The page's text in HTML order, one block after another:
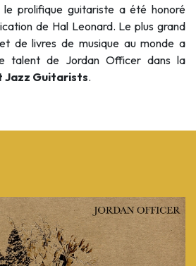
le prolifique guitariste a été honoré
de Hal Leonard. Le plus grand
de livres de musique au monde a
talent de Jordan Officer dans la
Jazz Guitarists.